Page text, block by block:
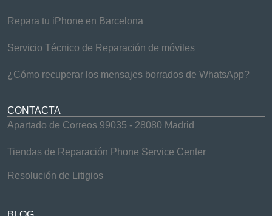
Repara tu iPhone en Barcelona
Servicio Técnico de Reparación de móviles
¿Cómo recuperar los mensajes borrados de WhatsApp?
CONTACTA
Apartado de Correos 99035 - 28080 Madrid
Tiendas de Reparación Phone Service Center
Resolución de Litigios